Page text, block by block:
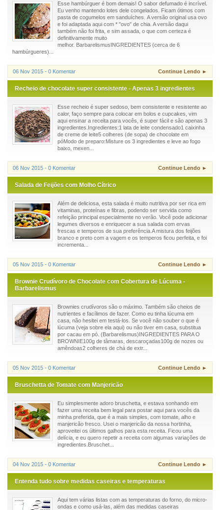
Esse hambúrguer é bom demais! O sabor defumado é incrível.
Eu venho mantendo lotes dele congelados. Ficam ótimos com
pasta de cogumelos em sanduíches. A versão original usa ovo
e foi adaptada aqui com * "ovo" de chia. A versão daqui
também não foi frita, e sim assada, o que com certeza é
definitivamente muito
melhor. BarbarelismusINGREDIENTES (cerca de 6
hambúrgueres)...
06 Nov 2015 - 0 Komentar Continue Lendo ►
Recheio de chocolate super consistente - Apenas 3 ingredientes
Esse recheio é super sedoso, bem consistente e resistente ao
calor, faço sempre para colocar em bolos e cupcakes, vim
aqui ensinar a receita para vocês, é super fácil e são apenas 3
ingredientes.Ingredientes:1 lata de leite condensado1 caixinha
de creme de leite5 colheres (de sopa) de chocolate em
póModo de preparo:Misture os 3 ingredientes e leve ao fogo
baixo, mexen...
06 Nov 2015 - 0 Komentar Continue Lendo ►
Salada de Feijões com Molho Cítrico
Além de deliciosa, esta salada é muito nutritiva por ser rica em
vitaminas, proteínas e fibras, podendo ser servida como
refeição principal especialmente no verão. Você pode adicionar
legumes diversos e enriquecer a sua salada com ervas
frescas e temperos de sua preferência.A mistura dos feijões
branco e preto com a vagem e os temperos ficou perfeita, e foi
incrementa...
05 Nov 2015 - 0 Komentar Continue Lendo ►
Brownie Crudívoro de Chocolate com Cobertura de Lúcuma -
Barbarelismus
Brownies crudívoros são o máximo. Também são cheios de
nutrientes e facílimos de fazer. Como eu tinha lúcuma em
casa, não hesitei em testá-los. Se você não souber o que é
lúcuma (veja sobre ela aqui) ou não tiver em casa, substitua
por cacau em pó. (Barbarelismus)INGREDIENTES PARA O
BROWNIE100g de tâmaras, descaroçadas100g de nozes ou
amêndoas2 colheres de chá de extr...
05 Nov 2015 - 0 Komentar Continue Lendo ►
Bruschetta de Tomate com Manjericão
Eu simplesmente adoro bruschetta, e estava sonhando em
fazer uma receita bem legal para postar aqui para vocês da
minha preferida, que é a mais simples, com tomate, alho e
manjericão fresco. Usei o manjericão da nossa hortinha,
aproveitei os últimos galhos para esta receita. Ficou uma
delícia, e eu quero repetir a receita com algumas variações de
ingredientes.Bruschet...
04 Nov 2015 - 0 Komentar Continue Lendo ►
Entenda tudo sobre medidas caseiras e temperaturas
Aqui tem várias listas com as temperaturas do forno, do micro-
ondas e como usá-las, além das medidas caseiras